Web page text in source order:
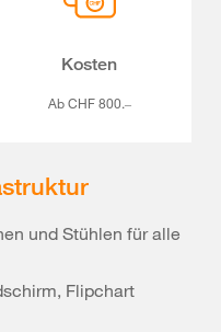
Kosten
Ab CHF 800.‒
und Stühlen für alle
Flipchart